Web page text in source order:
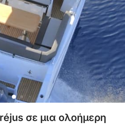
σε μια ολοήμερη